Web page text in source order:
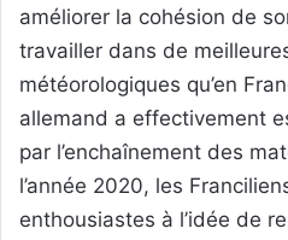
améliorer la cohésion de
travailler dans de
météorologiques qu’en
allemand a effectivement
par l’enchaînement des
l’année 2020, les
enthousiastes à l’idée de